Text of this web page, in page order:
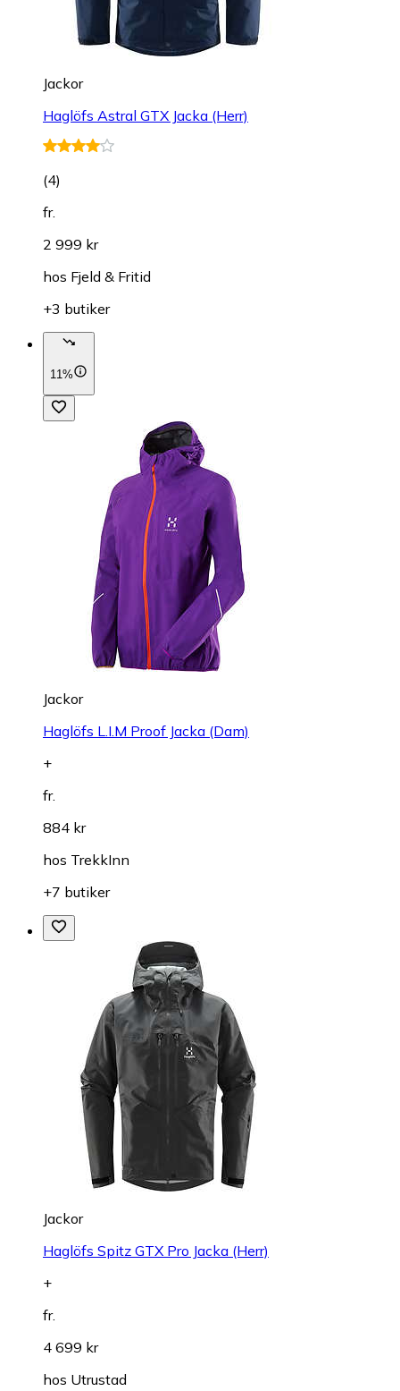
Jackor
Haglöfs Astral GTX Jacka (Herr)
(4)
fr.
2 999 kr
hos Fjeld & Fritid
+3 butiker
11%
Jackor
Haglöfs L.I.M Proof Jacka (Dam)
+
fr.
884 kr
hos TrekkInn
+7 butiker
Jackor
Haglöfs Spitz GTX Pro Jacka (Herr)
+
fr.
4 699 kr
hos Utrustad